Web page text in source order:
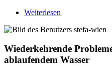
Weiterlesen
Wiederkehrende
ablaufendem Wasser